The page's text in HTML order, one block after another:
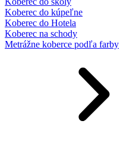
Koberec do kúpeľne
Koberec do Hotela
Koberec na schody
Metrážne koberce podľa farby